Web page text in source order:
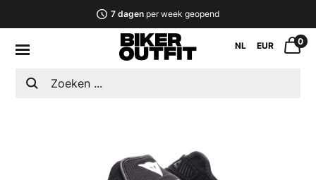
7 dagenper week geopend
NL EUR 0